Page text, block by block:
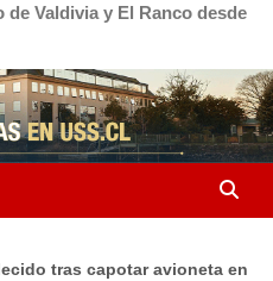
Valdivia y El Ranco desde
tras capotar avioneta en